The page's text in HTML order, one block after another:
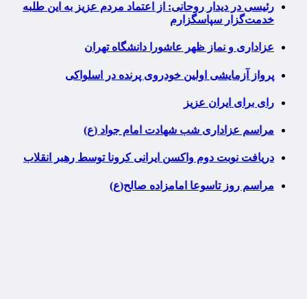
رئیسی در دیدار روحانی: از اعتماد مردم عزیز به این طلبه
خدمت‌گزار سپاسگزارم
عزاداری و نماز ظهر عاشورا دانشگاه تهران
پرواز آزمایشی اولین خودروی پرنده در اسلواکی
رای برای ایران عزیز
مراسم عزاداری شب شهادت امام جواد (ع)
دریافت نوبت دوم واکسن ایرانی کرونا توسط رهبر انقلاب
مراسم روز تاسوعا امامزاده صالح(ع)